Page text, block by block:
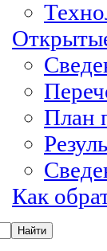
План
Как